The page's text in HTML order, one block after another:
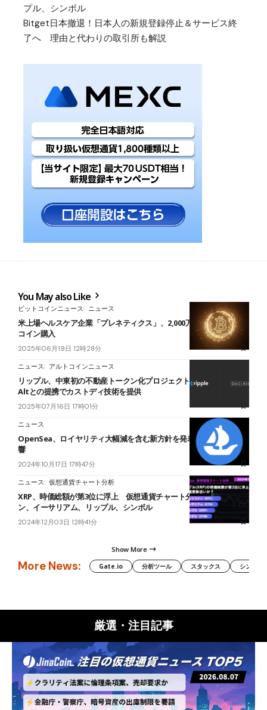
プル、シンボル
Bitget日本撤退！日本人の新規登録停止＆サービス終
了へ 理由と代わりの取引所も解説
You May also Like
ビットコインニュース ニュース
米上場ヘルスケア企業「プレネティクス」、2,000万ドル分のビット
コイン購入
2025年06月19日 12時28分
ニュース アルトコインニュース
リップル、中東初の不動産トークン化プロジェクトを支援──Ctrl
Altとの提携でカストディ技術を提供
2025年07月16日 17時01分
ニュース
OpenSea、ロイヤリティ大幅減を含む新方針を発表｜競合Blurが影
響
2024年10月17日 17時47分
ニュース 仮想通貨チャート分析
XRP、時価総額が第3位に浮上 仮想通貨チャート分析：ビットコイ
ン、イーサリアム、リップル、シンボル
2024年12月03日 12時41分
Show More
More News: Gate.io 分析ツール スタックス シンボル
厳選・注目記事